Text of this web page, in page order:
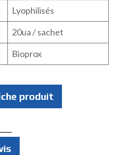
Lyophilisés
20ua / sachet
Bioprox
produit